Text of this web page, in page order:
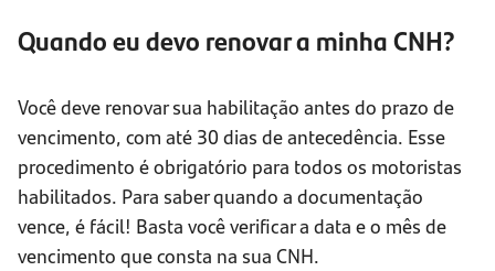
Quando eu devo renovar a minha CNH?
Você deve renovar sua habilitação antes do prazo de
vencimento, com até 30 dias de antecedência. Esse
procedimento é obrigatório para todos os motoristas
habilitados. Para saber quando a documentação
vence, é fácil! Basta você verificar a data e o mês de
vencimento que consta na sua CNH.